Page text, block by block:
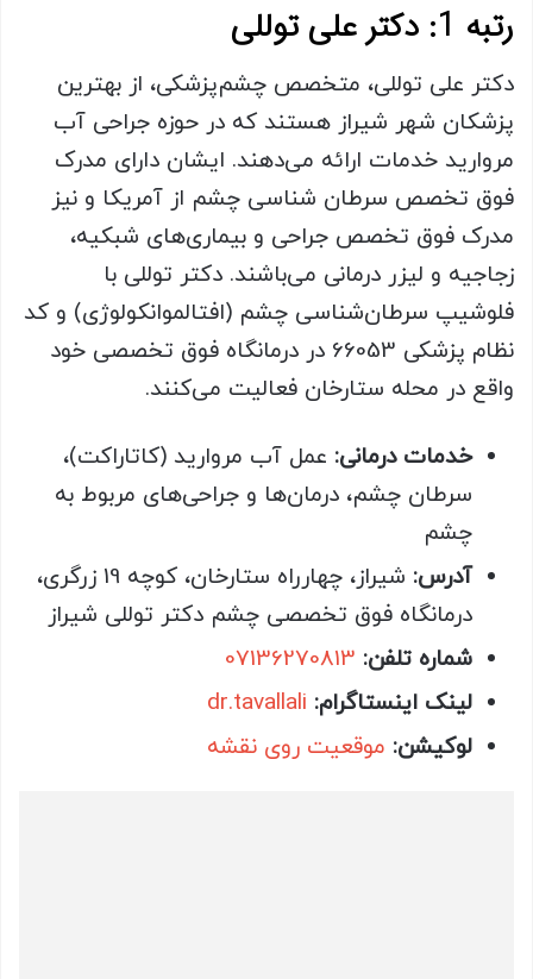
رتبه 1: دکتر علی توللی
دکتر علی توللی، متخصص چشم‌پزشکی، از بهترین
پزشکان شهر شیراز هستند که در حوزه جراحی آب
مروارید خدمات ارائه می‌دهند. ایشان دارای مدرک
فوق تخصص سرطان شناسی چشم از آمریکا و نیز
مدرک فوق تخصص جراحی و بیماری‌های شبکیه،
زجاجیه و لیزر درمانی می‌باشند. دکتر توللی با
فلوشیپ سرطان‌شناسی چشم (افتالموانکولوژی) و کد
نظام پزشکی 66053 در درمانگاه فوق تخصصی خود
واقع در محله ستارخان فعالیت می‌کنند.
خدمات درمانی: عمل آب مروارید (کاتاراکت)،
سرطان چشم، درمان‌ها و جراحی‌های مربوط به
چشم
آدرس:
شیراز، چهارراه ستارخان، کوچه 19 زرگری،
درمانگاه فوق تخصصی چشم دکتر توللی شیراز
شماره تلفن: 07136270813
لینک اینستاگرام: dr.tavallali
لوکیشن: موقعیت روی نقشه